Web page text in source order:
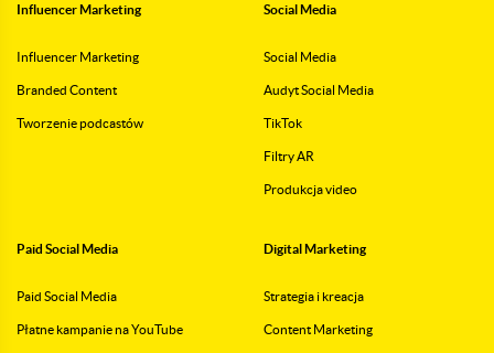
Influencer Marketing
Influencer Marketing
Branded Content
Tworzenie podcastów
Social Media
Social Media
Audyt Social Media
TikTok
Filtry AR
Produkcja video
Paid Social Media
Paid Social Media
Płatne kampanie na YouTube
Digital Marketing
Strategia i kreacja
Content Marketing